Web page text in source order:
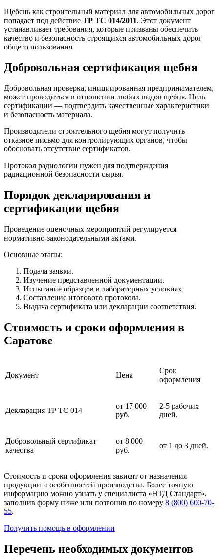
Щебень как строительный материал для автомобильных дорог
попадает под действие ТР ТС 014/2011. Этот документ
устанавливает требования, которые призваны обеспечить
качество и безопасность строящихся автомобильных дорог
общего пользования.
Добровольная сертификация щебня
Добровольная проверка, инициированная предпринимателем,
может проводиться в отношении любых видов щебня. Цель
сертификации — подтвердить качественные характеристики
и безопасность материала.
Производители строительного щебня могут получить
отказное письмо для контролирующих органов, чтобы
обосновать отсутствие сертификатов.
Протокол радиологии нужен для подтверждения
радиационной безопасности сырья.
Порядок декларирования и
сертификации щебня
Проведение оценочных мероприятий регулируется
нормативно-законодательными актами.
Основные этапы:
Подача заявки.
Изучение представленной документации.
Испытание образцов в лабораторных условиях.
Составление итогового протокола.
Выдача сертификата или декларации соответствия.
Стоимость и сроки оформления в
Саратове
Документ Цена
Срок
оформления
Декларация ТР ТС 014
от 17 000
руб.
2-5 рабочих
дней.
Добровольный сертификат
качества
от 8 000
руб.
от 1 до 3 дней.
Стоимость и сроки оформления зависят от назначения
продукции и особенностей производства. Более точную
информацию можно узнать у специалиста «НТД Стандарт»,
заполнив форму ниже или позвонив по номеру 8 (800) 600-70-
55.
Получить помощь в оформлении
Перечень необходимых документов